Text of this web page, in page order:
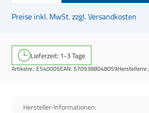
Preise inkl. MwSt. zzgl. Versandkosten
Lieferzeit: 1-3 Tage
Artikelnr.: E540005EAN: 5709388048059Herstellernr.:
Hersteller-Informationen: